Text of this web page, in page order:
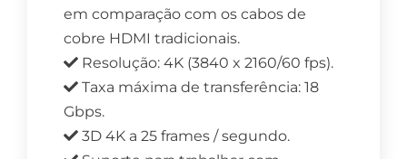
em comparação com os cabos de
cobre HDMI tradicionais.
Resolução: 4K (3840 x 2160/60 fps).
Taxa máxima de transferência: 18
Gbps.
3D 4K a 25 frames / segundo.